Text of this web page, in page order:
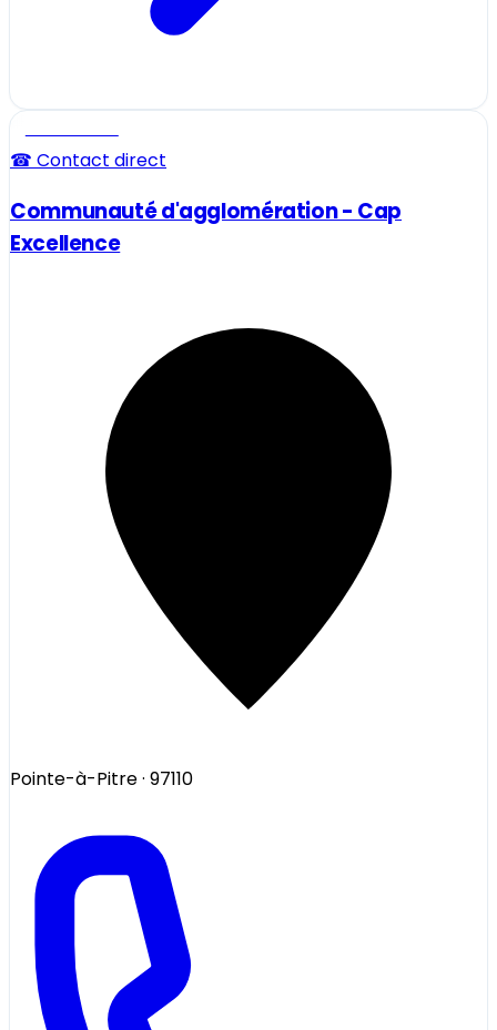
☎ Contact direct
Communauté d'agglomération - Cap
Excellence
Pointe-à-Pitre· 97110